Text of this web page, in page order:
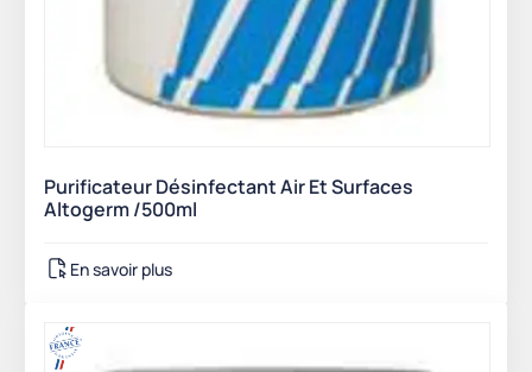
Purificateur Désinfectant Air Et Surfaces
Altogerm /500ml
En savoir plus